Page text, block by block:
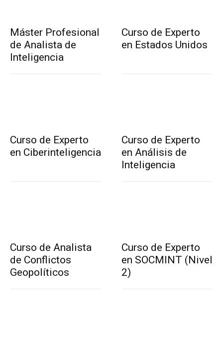
Máster Profesional
de Analista de
Inteligencia
Curso de Experto
en Estados Unidos
Curso de Experto
en Ciberinteligencia
Curso de Experto
en Análisis de
Inteligencia
Curso de Analista
de Conflictos
Geopolíticos
Curso de Experto
en SOCMINT (Nivel
2)